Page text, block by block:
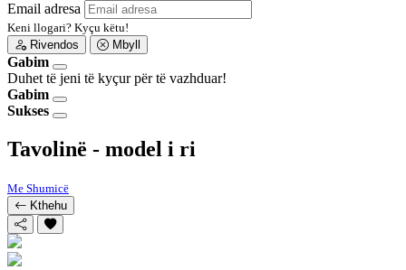
Email adresa
Keni llogari? Kyçu këtu!
Rivendos
Mbyll
Gabim
Duhet të jeni të kyçur për të vazhduar!
Gabim
Sukses
Tavolinë - model i ri
Me Shumicë
Kthehu